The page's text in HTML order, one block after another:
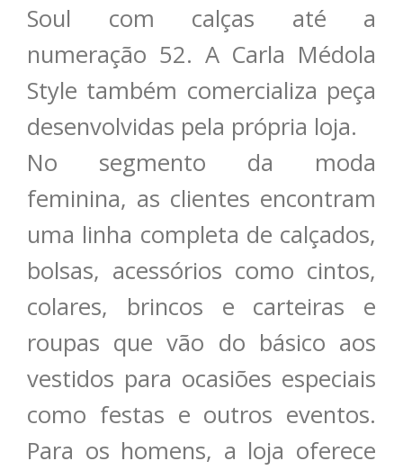
Soul com calças até a
numeração 52. A Carla Médola
Style também comercializa peça
desenvolvidas pela própria loja.
No segmento da moda
feminina, as clientes encontram
uma linha completa de calçados,
bolsas, acessórios como cintos,
colares, brincos e carteiras e
roupas que vão do básico aos
vestidos para ocasiões especiais
como festas e outros eventos.
Para os homens, a loja oferece